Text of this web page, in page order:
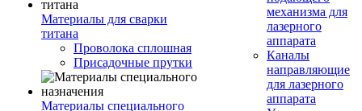
Материалы для сварки
титана
Проволока сплошная
Присадочные прутки
Материалы специального
механизма для
лазерного
аппарата
Каналы
направляющие
для лазерного
аппарата